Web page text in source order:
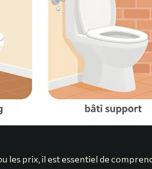
les prix, il est essentiel de